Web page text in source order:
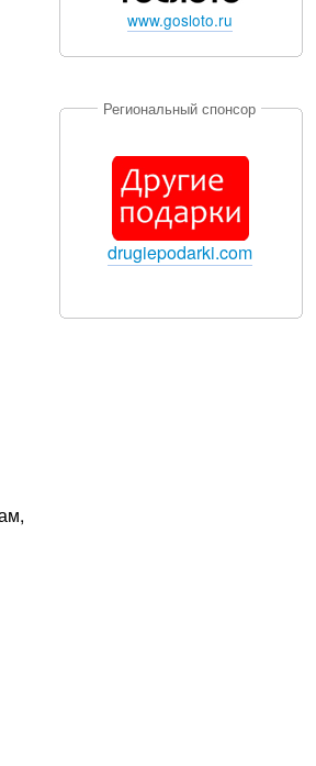
www.gosloto.ru
Региональный спонсор
drugiepodarki.com